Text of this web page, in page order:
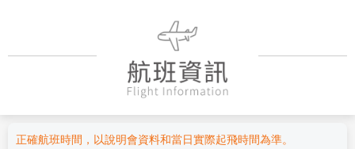
正確航班時間，以說明會資料和當日實際起飛時間為準。